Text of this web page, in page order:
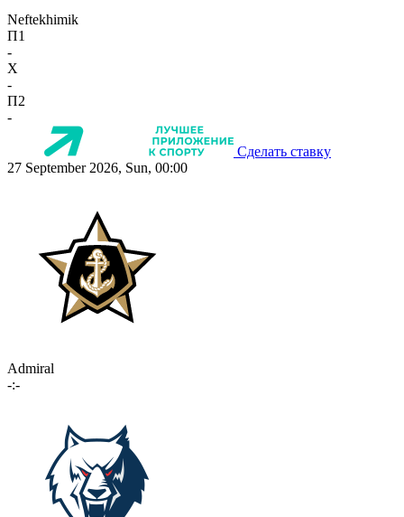
Neftekhimik
П1
-
X
-
П2
-
Сделать ставку
27 September 2026, Sun, 00:00
Admiral
-:-